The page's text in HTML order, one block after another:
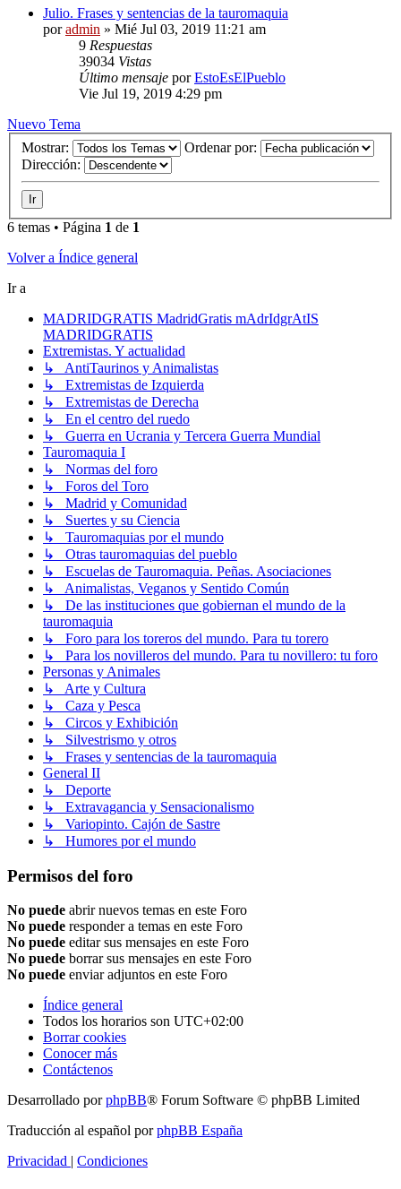
Julio. Frases y sentencias de la tauromaquia
poradmin » Mié Jul 03, 2019 11:21 am
9 Respuestas
39034 Vistas
Último mensaje porEstoEsElPueblo
Vie Jul 19, 2019 4:29 pm
Nuevo Tema
Mostrar:
Ordenar por:
Dirección:
6 temas • Página 1 de 1
Volver a Índice general
Ir a
MADRIDGRATIS MadridGratis mAdrIdgrAtIS
MADRIDGRATIS
Extremistas. Y actualidad
↳ AntiTaurinos y Animalistas
↳ Extremistas de Izquierda
↳ Extremistas de Derecha
↳ En el centro del ruedo
↳ Guerra en Ucrania y Tercera Guerra Mundial
Tauromaquia I
↳ Normas del foro
↳ Foros del Toro
↳ Madrid y Comunidad
↳ Suertes y su Ciencia
↳ Tauromaquias por el mundo
↳ Otras tauromaquias del pueblo
↳ Escuelas de Tauromaquia. Peñas. Asociaciones
↳ Animalistas, Veganos y Sentido Común
↳ De las instituciones que gobiernan el mundo de la
tauromaquia
↳ Foro para los toreros del mundo. Para tu torero
↳ Para los novilleros del mundo. Para tu novillero: tu foro
Personas y Animales
↳ Arte y Cultura
↳ Caza y Pesca
↳ Circos y Exhibición
↳ Silvestrismo y otros
↳ Frases y sentencias de la tauromaquia
General II
↳ Deporte
↳ Extravagancia y Sensacionalismo
↳ Variopinto. Cajón de Sastre
↳ Humores por el mundo
Permisos del foro
No puede abrir nuevos temas en este Foro
No puede responder a temas en este Foro
No puede editar sus mensajes en este Foro
No puede borrar sus mensajes en este Foro
No puede enviar adjuntos en este Foro
Índice general
Todos los horarios son UTC+02:00
Borrar cookies
Conocer más
Contáctenos
Desarrollado porphpBB® Forum Software © phpBB Limited
Traducción al español porphpBB España
Privacidad | Condiciones